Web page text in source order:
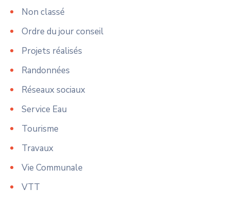
Non classé
Ordre du jour conseil
Projets réalisés
Randonnées
Réseaux sociaux
Service Eau
Tourisme
Travaux
Vie Communale
VTT